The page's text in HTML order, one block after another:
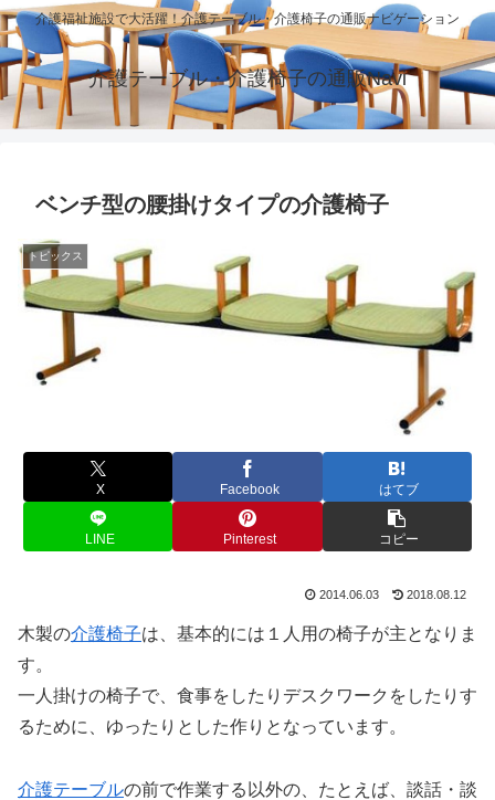
介護福祉施設で大活躍！介護テーブル・介護椅子の通販ナビゲーション
介護テーブル・介護椅子の通販Navi
ベンチ型の腰掛けタイプの介護椅子
トピックス
X Facebook はてブ
LINE Pinterest コピー
2014.06.03 2018.08.12
木製の介護椅子は、基本的には１人用の椅子が主となりま
す。
一人掛けの椅子で、食事をしたりデスクワークをしたりす
るために、ゆったりとした作りとなっています。
介護テーブルの前で作業する以外の、たとえば、談話・談